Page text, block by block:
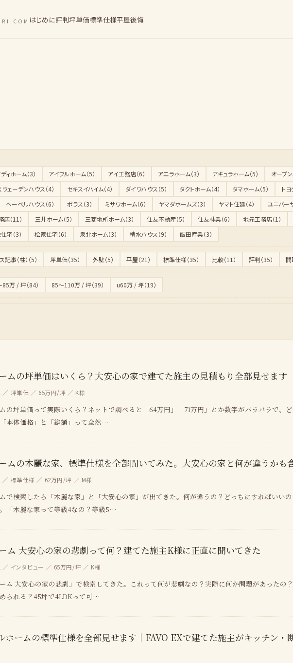
はじめに評判坪単価標準仕様平屋後悔
ィホーム（3） アイフルホーム（5） アイ工務店（6） アエラホーム（3） アキュラホーム（5）
オープン
ウェーデンハウス（4） セキスイハイム（4） ダイワハウス（5） タクトホーム（4） タマホーム（5）
トヨ
ヘーベルハウス（6） ポラス（3） ミサワホーム（6） ヤマダホームズ（3） ヤマト住建（4）
ユニバー
（11） 三井ホーム（5） 三菱地所ホーム（3） 住友不動産（5） 住友林業（6） 地元工務店（1）
宅（3） 桧家住宅（6） 泉北ホーム（3） 積水ハウス（9） 飯田産業（3）
記事（柱）（5） 坪単価（35） 外壁（5） 平屋（21） 標準仕様（35） 比較（11） 評判（35） 間
万 / 坪（84） 85〜110万 / 坪（39） u60万 / 坪（19）
ムの坪単価はいくら？大安心の家で建てた施主の見積もり全部見せます
／ 坪単価 ／ 65万円/坪 ／ K様
の坪単価って実際いくら？ネットで調べると「64万円」「71万円」とか数字がバラバラで、
本体価格」と「総額」って全然…
ムの木麗な家、標準仕様を全部聞いてみた。大安心の家と何が違うかも
／ 標準仕様 ／ 62万円/坪 ／ M様
で検索したら「木麗な家」と「大安心の家」が出てきた。何が違うの？どっちにすればいい
「木麗な家って等級4なの？等級5…
ム 大安心の家の悲劇って何？建てた施主K様に正直に聞いてきた
／ インタビュー ／ 65万円/坪 ／ K様
ーム 大安心の家の悲劇」で検索してきた。これって何が悲劇なの？実際に何か問題があったの
られる？45坪で4LDKって可…
ホームの標準仕様を全部見せます｜FAVO EXで建てた施主がキッチン・